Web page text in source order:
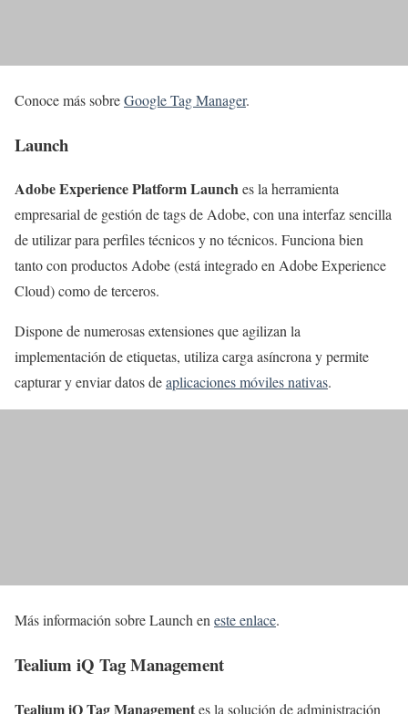
Conoce más sobreGoogle Tag Manager.
Launch
Adobe Experience Platform Launches la herramienta
empresarial de gestión de tags de Adobe, con una interfaz sencilla
de utilizar para perfiles técnicos y no técnicos. Funciona bien
tanto con productos Adobe (está integrado en Adobe Experience
Cloud) como de terceros.
Dispone de numerosas extensiones que agilizan la
implementación de etiquetas, utiliza carga asíncrona y permite
capturar y enviar datos deaplicaciones móviles nativas.
Más información sobre Launch eneste enlace.
Tealium iQ Tag Management
Tealium iQ Tag Managementes la solución de administración